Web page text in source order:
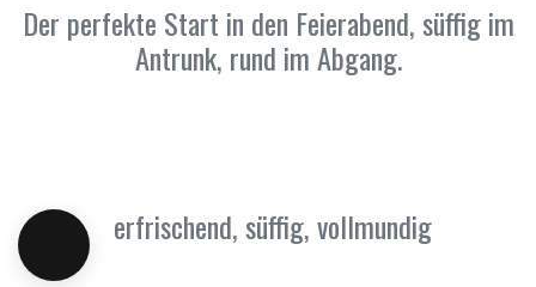
Der perfekte Start in den Feierabend, süffig im
Antrunk, rund im Abgang.
erfrischend, süffig, vollmundig